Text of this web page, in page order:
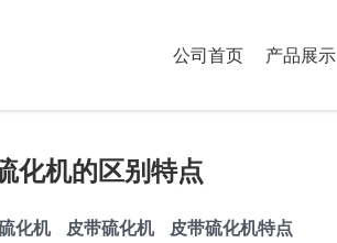
产品展示
硫化机
公司首页
化机的区别特点
化机 皮带硫化机 皮带硫化机特点